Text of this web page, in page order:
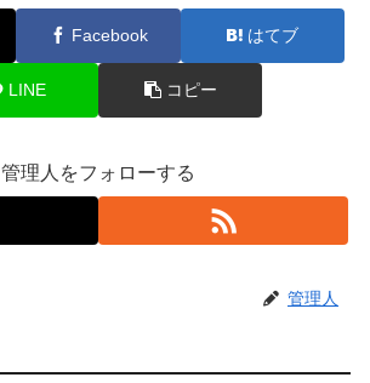
Facebook はてブ
LINE コピー
管理人をフォローする
管理人